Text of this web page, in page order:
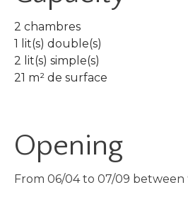
2 chambres
1 lit(s) double(s)
2 lit(s) simple(s)
21 m² de surface
Opening
From 06/04 to 07/09 between